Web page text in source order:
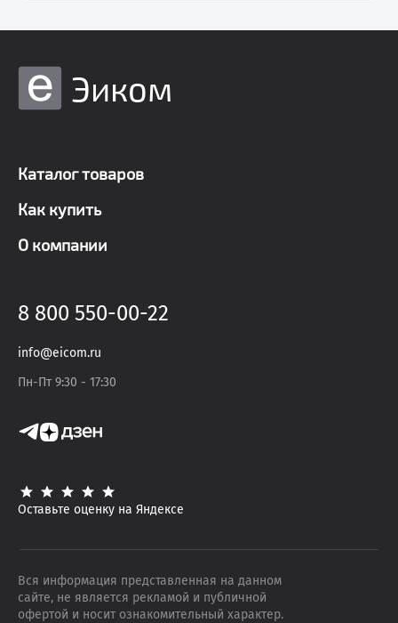
Эиком
Каталог товаров
Как купить
О компании
8 800 550-00-22
info@eicom.ru
Пн-Пт 9:30 - 17:30
Оставьте оценку на Яндексе
Вся информация представленная на данном
сайте, не является рекламой и публичной
офертой и носит ознакомительный характер.